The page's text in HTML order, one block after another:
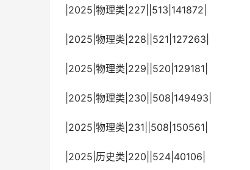
|2025|物理类|227||513|141872|
|2025|物理类|228||521|127263|
|2025|物理类|229||520|129181|
|2025|物理类|230||508|149493|
|2025|物理类|231||508|150561|
|2025|历史类|220||524|40106|